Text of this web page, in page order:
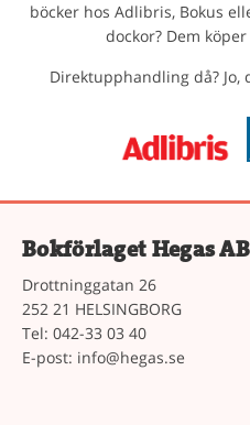
böcker hos Adlibris, Bokus
dockor? Dem
Direktupphandling då? Jo,
Bokförlaget Hegas AB
Drottninggatan 26
252 21 HELSINGBORG
Tel: 042-33 03 40
E-post: info@hegas.se